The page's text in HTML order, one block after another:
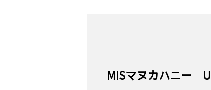
MISマヌカハニー